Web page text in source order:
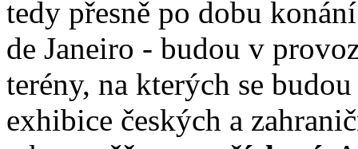
tedy přesně po dobu
de Janeiro - budou v
terény, na kterých se
exhibice českých a